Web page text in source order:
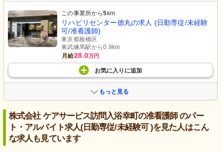
この事業所から5 km
リハビリセンター徳丸の求人 (日勤専従/未経験
可/准看護師)
東京都板橋区
東武練馬駅から0.9km
月給28.0万円
お気に入り に追加
もっと見る
株式会社 ケアサービス訪問入浴幸町の准看護師 のパー
ト・アルバイト求人(日勤専従/未経験可 )を見た人はこん
な求人も見ています